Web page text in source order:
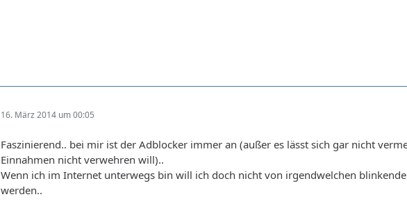
16. März 2014 um 00:05
Faszinierend.. bei mir ist der Adblocker immer an (außer es lässt sich gar nicht
Einnahmen nicht verwehren will)..
Wenn ich im Internet unterwegs bin will ich doch nicht von irgendwelchen
werden..